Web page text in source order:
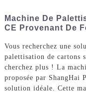
Machine De
CE Provenant De
Vous recherchez une
palettisation de cartons
cherchez plus ! La
proposée par ShangHai
solution idéale. Cette